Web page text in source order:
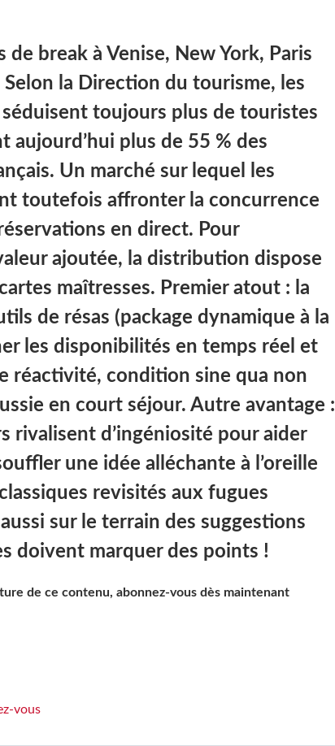
de break à Venise, New York, Paris
la Direction du tourisme, les
toujours plus de touristes
aujourd’hui plus de 55 % des
Un marché sur lequel les
toutefois affronter la concurrence
en direct. Pour
ajoutée, la distribution dispose
maîtresses. Premier atout : la
de résas (package dynamique à la
les disponibilités en temps réel et
réactivité, condition sine qua non
en court séjour. Autre avantage :
rivalisent d’ingéniosité pour aider
une idée alléchante à l’oreille
revisités aux fugues
sur le terrain des suggestions
doivent marquer des points !
de ce contenu, abonnez-vous dès maintenant
vous